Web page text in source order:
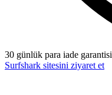
30 günlük para iade garantisi
Surfshark sitesini ziyaret et